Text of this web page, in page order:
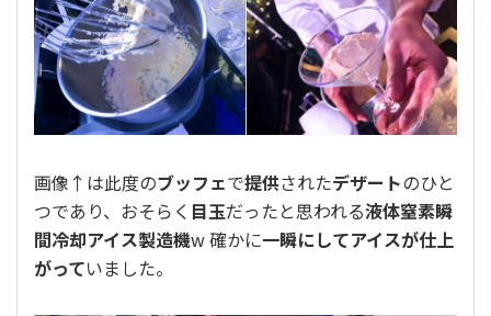
画像↑は此度のブッフェで提供されたデザートのひと
つであり、おそらく 目玉だったと思われる液体窒素瞬
間冷却アイス製造機w 確かに一瞬にしてアイスが仕上
がっていました。